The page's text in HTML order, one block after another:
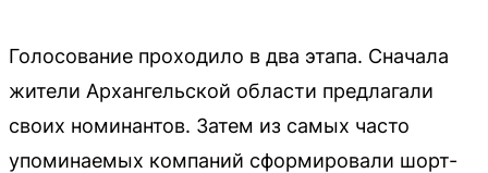
Голосование проходило в два этапа. Сначала
жители Архангельской области предлагали
своих номинантов. Затем из самых часто
упоминаемых компаний сформировали шорт-